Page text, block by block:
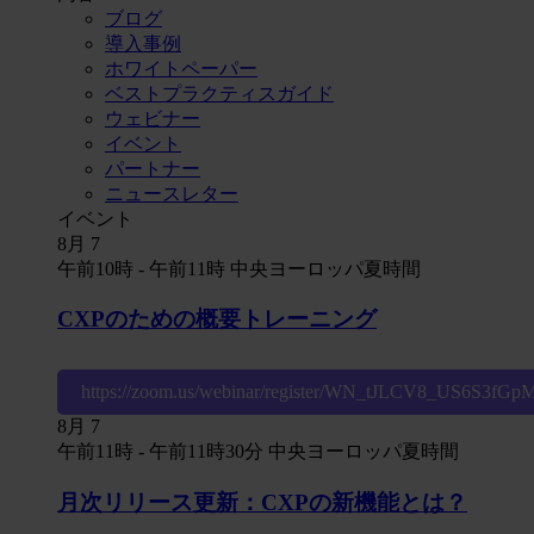
ブログ
導入事例
ホワイトペーパー
ベストプラクティスガイド
ウェビナー
イベント
パートナー
ニュースレター
イベント
8月 7
午前10時 - 午前11時 中央ヨーロッパ夏時間
CXPのための概要トレーニング
https://zoom.us/webinar/register/
8月 7
午前11時 - 午前11時30分 中央ヨーロッパ夏時間
月次リリース更新：CXPの新機能とは？